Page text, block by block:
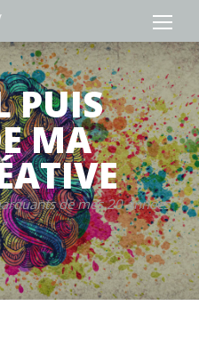
PUIS
MA
de mes 20 années